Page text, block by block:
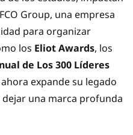
Group, una empresa
para organizar
los Eliot Awards, los
de Los 300 Líderes
ahora expande su legado
una marca profunda